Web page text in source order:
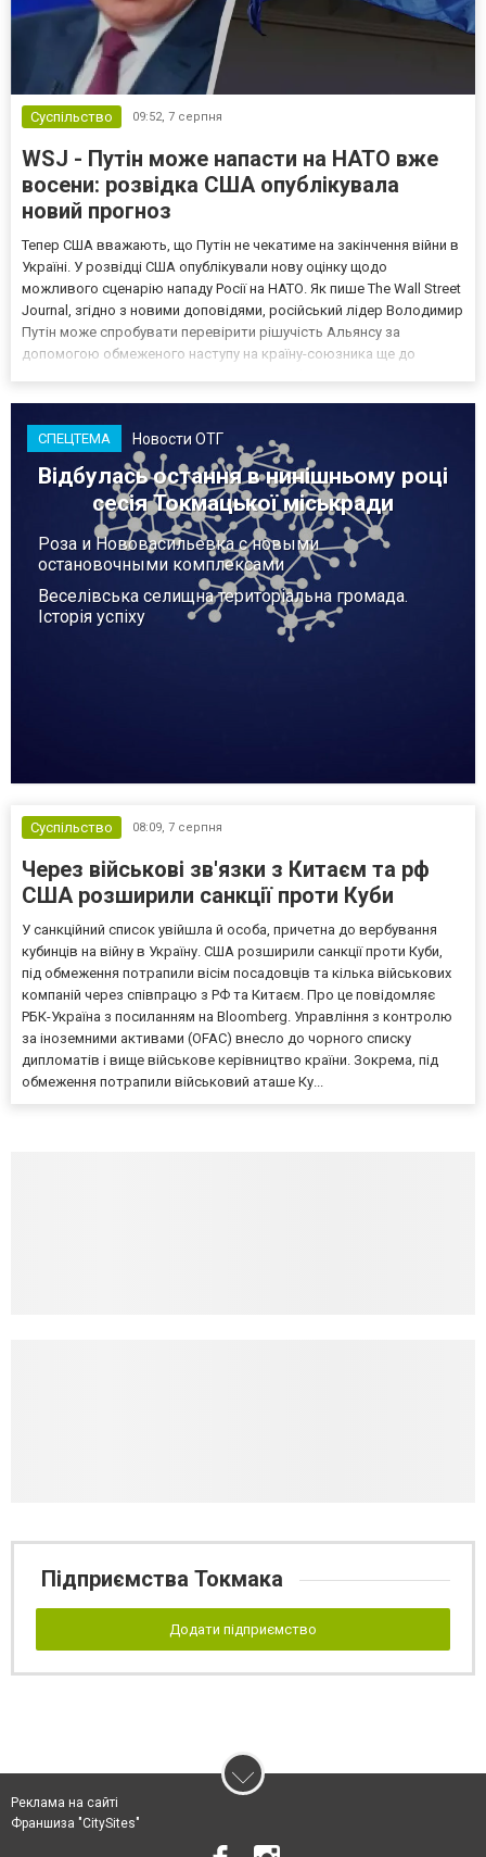
Суспільство 09:52, 7 серпня
WSJ - Путін може напасти на НАТО вже
восени: розвідка США опублікувала
новий прогноз
Тепер США вважають, що Путін не чекатиме на закінчення війни в
Україні. У розвідці США опублікували нову оцінку щодо
можливого сценарію нападу Росії на НАТО. Як пише The Wall Street
Journal, згідно з новими доповідями, російський лідер Володимир
Путін може спробувати перевірити рішучість Альянсу за
допомогою обмеженого наступу на країну-союзника ще до
СПЕЦТЕМА Новости ОТГ
Відбулась остання в нинішньому році
сесія Токмацької міськради
Роза и Нововасильевка с новыми
остановочными комплексами
Веселівська селищна територіальна громада.
Історія успіху
Суспільство 08:09, 7 серпня
Через військові зв'язки з Китаєм та рф
США розширили санкції проти Куби
У санкційний список увійшла й особа, причетна до вербування
кубинців на війну в Україну. США розширили санкції проти Куби,
під обмеження потрапили вісім посадовців та кілька військових
компаній через співпрацю з РФ та Китаєм. Про це повідомляє
РБК-Україна з посиланням на Bloomberg. Управління з контролю
за іноземними активами (OFAC) внесло до чорного списку
дипломатів і вище військове керівництво країни. Зокрема, під
обмеження потрапили військовий аташе Ку...
Підприємства Токмака
Додати підприємство
Реклама на сайті
Франшиза "CitySites"